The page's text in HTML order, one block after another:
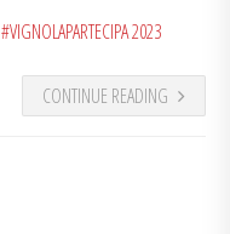
#VIGNOLAPARTECIPA 2023
CONTINUE READING